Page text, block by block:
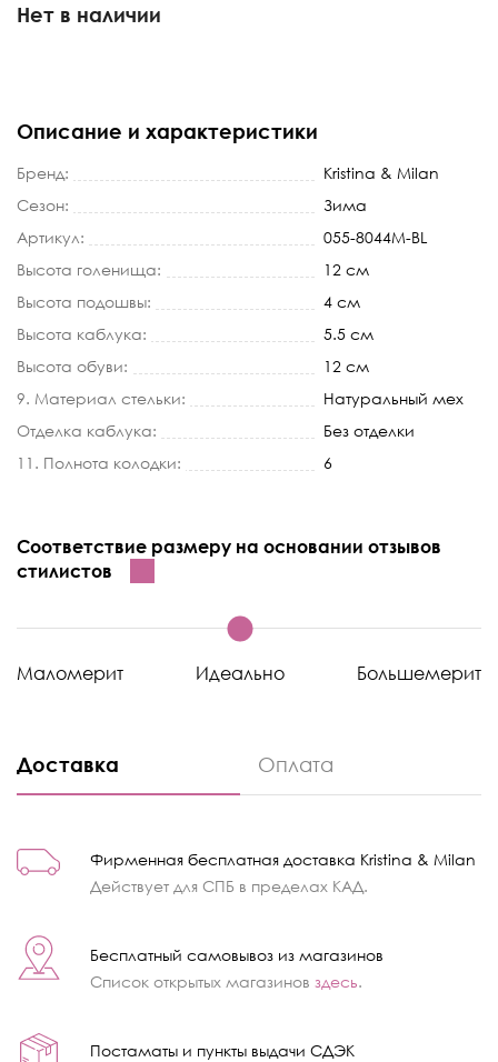
Нет в наличии
Описание и характеристики
Бренд:
Kristina & Milan
Сезон:
Зима
Артикул:
055-8044M-BL
Высота голенища:
12 см
Высота подошвы:
4 см
Высота каблука:
5.5 см
Высота обуви:
12 см
9. Материал стельки:
Натуральный мех
Отделка каблука:
Без отделки
11. Полнота колодки:
6
Соответствие размеру на основании отзывов
стилистов
Маломерит Идеально Большемерит
Доставка Оплата
Фирменная бесплатная доставка Kristina & Milan
Действует для СПБ в пределах КАД.
Бесплатный самовывоз из магазинов
Список открытых магазинов здесь.
Постаматы и пункты выдачи СДЭК